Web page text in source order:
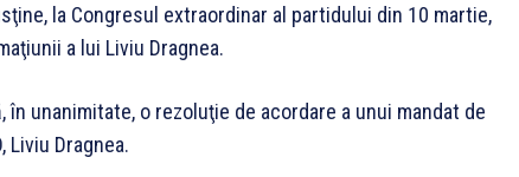
la Congresul extraordinar al partidului din 10 martie,
a lui Liviu Dragnea.
unanimitate, o rezoluţie de acordare a unui mandat de
Dragnea.